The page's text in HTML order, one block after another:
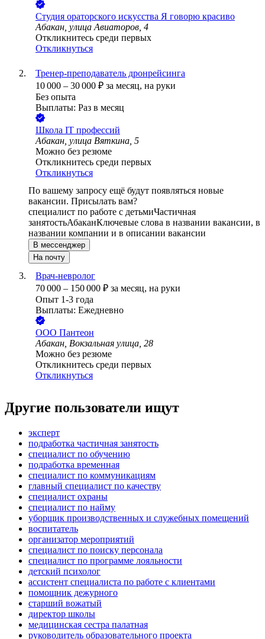
Студия ораторского искусства Я говорю красиво
Абакан, улица Авиаторов, 4
Откликнитесь среди первых
Откликнуться
Тренер-преподаватель дронрейсинга
10 000 – 30 000 ₽ за месяц, на руки
Без опыта
Выплаты: Раз в месяц
Школа IT профессий
Абакан, улица Вяткина, 5
Можно без резюме
Откликнитесь среди первых
Откликнуться
По вашему запросу ещё будут появляться новые
вакансии. Присылать вам?
специалист по работе с детьмиЧастичная
занятостьАбаканКлючевые слова в названии вакансии, в
названии компании и в описании вакансии
В мессенджер
На почту
Врач-невролог
70 000 – 150 000 ₽ за месяц, на руки
Опыт 1-3 года
Выплаты: Ежедневно
ООО Пантеон
Абакан, Вокзальная улица, 28
Можно без резюме
Откликнитесь среди первых
Откликнуться
Другие пользователи ищут
эксперт
подработка частичная занятость
специалист по обучению
подработка временная
специалист по коммуникациям
главный специалист по качеству
специалист охраны
специалист по найму
уборщик производственных и служебных помещений
воспитатель
организатор мероприятий
специалист по поиску персонала
специалист по программе лояльности
детский психолог
ассистент специалиста по работе с клиентами
помощник дежурного
старший вожатый
директор школы
медицинская сестра палатная
руководитель образовательного проекта